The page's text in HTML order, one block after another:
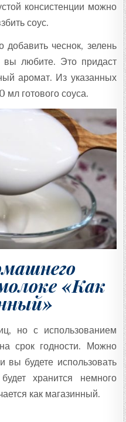
консистенции можно
соус.
чеснок, зелень
любите. Это придаст
аромат. Из указанных
мл готового соуса.
«Как
но с использованием
срок годности. Можно
вы будете использовать
хранится немного
как магазинный.